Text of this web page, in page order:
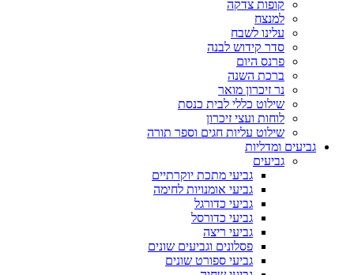
קופות צדקה
למנצח
עלינו לשבח
סדר קידוש לבנה
פרנס היום
ברכת השנה
נר זיכרון מואר
שילוט כללי לבית כנסת
לוחות ועצי זיכרון
שילוט עליות חגים וספר תורה
גביעים ומדליות
גביעים
גביעי מתכת יוקרתיים
גביעי אומנויות לחימה
גביעי כדורגל
גביעי כדורסל
גביעי ריצה
פסלונים וגביעים שונים
גביעי ספורט שונים